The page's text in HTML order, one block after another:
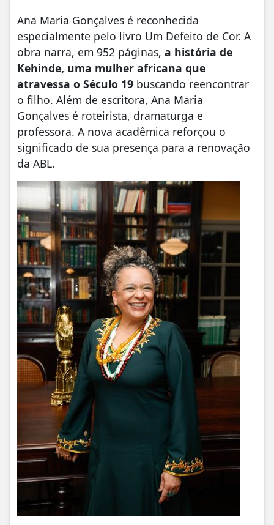
Ana Maria Gonçalves é reconhecida
especialmente pelo livro Um Defeito de Cor. A
obra narra, em 952 páginas, a história de
Kehinde, uma mulher africana que
atravessa o Século 19 buscando reencontrar
o filho. Além de escritora, Ana Maria
Gonçalves é roteirista, dramaturga e
professora. A nova acadêmica reforçou o
significado de sua presença para a renovação
da ABL.